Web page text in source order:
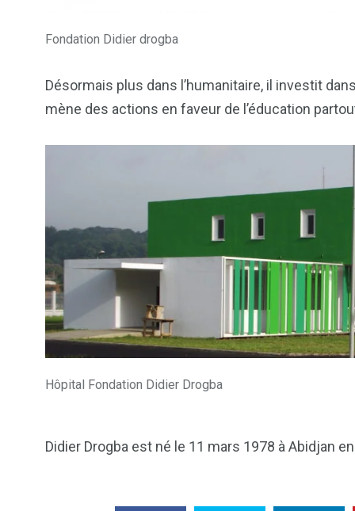
Fondation Didier drogba
Désormais plus dans l’humanitaire, il investit
mène des actions en faveur de l’éducation
Hôpital Fondation Didier Drogba
Didier Drogba est né le 11 mars 1978 à Abidjan en